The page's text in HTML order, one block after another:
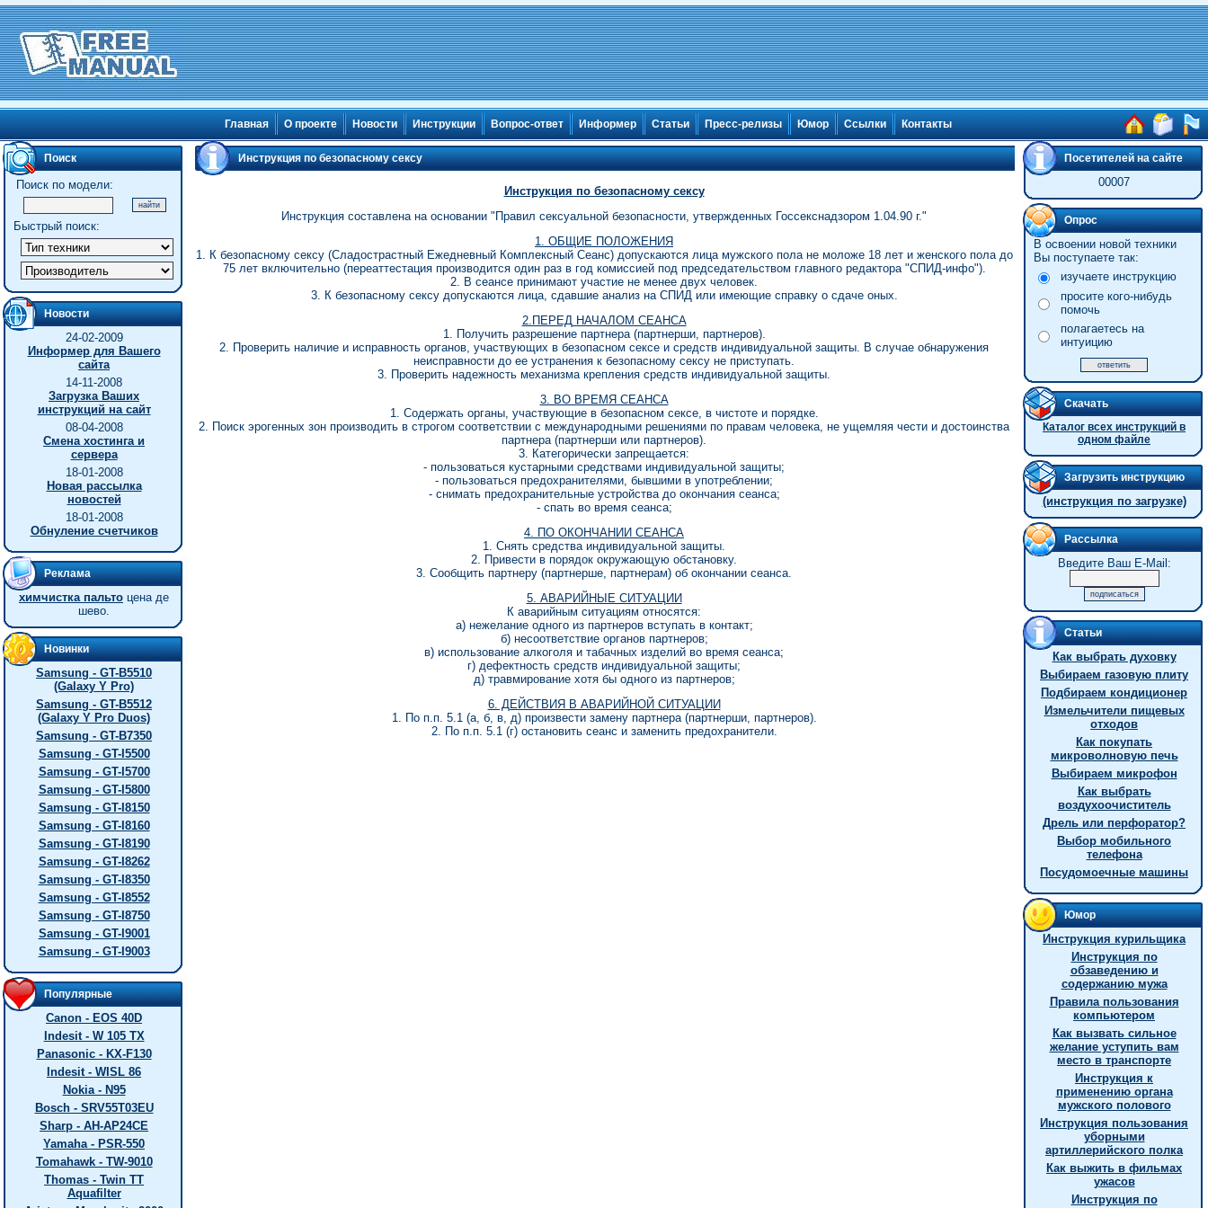
Главная О проекте Новости Инструкции Вопрос-ответ Информер Статьи Пресс-релизы Юмор Ссылки Контакты
Поиск
Поиск по модели:
Быстрый поиск:
Новости
24-02-2009
Информер для Вашего
сайта
14-11-2008
Загрузка Ваших
инструкций на сайт
08-04-2008
Смена хостинга и
сервера
18-01-2008
Новая рассылка
новостей
18-01-2008
Обнуление счетчиков
Реклама
химчистка пальто цена де
шево.
Новинки
Samsung - GT-B5510
(Galaxy Y Pro)
Samsung - GT-B5512
(Galaxy Y Pro Duos)
Samsung - GT-B7350
Samsung - GT-I5500
Samsung - GT-I5700
Samsung - GT-I5800
Samsung - GT-I8150
Samsung - GT-I8160
Samsung - GT-I8190
Samsung - GT-I8262
Samsung - GT-I8350
Samsung - GT-I8552
Samsung - GT-I8750
Samsung - GT-I9001
Samsung - GT-I9003
Популярные
Canon - EOS 40D
Indesit - W 105 TX
Panasonic - KX-F130
Indesit - WISL 86
Nokia - N95
Bosch - SRV55T03EU
Sharp - AH-AP24CE
Yamaha - PSR-550
Tomahawk - TW-9010
Thomas - Twin TT
Aquafilter
Инструкция по безопасному сексу
Инструкция по безопасному сексу
Инструкция составлена на основании "Правил сексуальной безопасности, утвержденных Госсекснадзором 1.04.90 г."
1. ОБЩИЕ ПОЛОЖЕНИЯ
1. К безопасному сексу (Сладострастный Ежедневный Комплексный Сеанс) допускаются лица мужского пола не моложе 18 лет и женского пола до
75 лет включительно (переаттестация производится один раз в год комиссией под председательством главного редактора "СПИД-инфо").
2. В сеансе принимают участие не менее двух человек.
3. К безопасному сексу допускаются лица, сдавшие анализ на СПИД или имеющие справку о сдаче оных.
2.ПЕРЕД НАЧАЛОМ СЕАНСА
1. Получить разрешение партнера (партнерши, партнеров).
2. Проверить наличие и исправность органов, участвующих в безопасном сексе и средств индивидуальной защиты. В случае обнаружения
неисправности до ее устранения к безопасному сексу не приступать.
3. Проверить надежность механизма крепления средств индивидуальной защиты.
3. ВО ВРЕМЯ СЕАНСА
1. Содержать органы, участвующие в безопасном сексе, в чистоте и порядке.
2. Поиск эрогенных зон производить в строгом соответствии с международными решениями по правам человека, не ущемляя чести и достоинства
партнера (партнерши или партнеров).
3. Категорически запрещается:
- пользоваться кустарными средствами индивидуальной защиты;
- пользоваться предохранителями, бывшими в употреблении;
- снимать предохранительные устройства до окончания сеанса;
- спать во время сеанса;
4. ПО ОКОНЧАНИИ СЕАНСА
1. Снять средства индивидуальной защиты.
2. Привести в порядок окружающую обстановку.
3. Сообщить партнеру (партнерше, партнерам) об окончании сеанса.
5. АВАРИЙНЫЕ СИТУАЦИИ
К аварийным ситуациям относятся:
а) нежелание одного из партнеров вступать в контакт;
б) несоответствие органов партнеров;
в) использование алкоголя и табачных изделий во время сеанса;
г) дефектность средств индивидуальной защиты;
д) травмирование хотя бы одного из партнеров;
6. ДЕЙСТВИЯ В АВАРИЙНОЙ СИТУАЦИИ
1. По п.п. 5.1 (а, б, в, д) произвести замену партнера (партнерши, партнеров).
2. По п.п. 5.1 (г) остановить сеанс и заменить предохранители.
Посетителей на сайте
00007
Опрос
В освоении новой техники
Вы поступаете так:
изучаете инструкцию
просите кого-нибудь
помочь
полагаетесь на
интуицию
Скачать
Каталог всех инструкций в
одном файле
Загрузить инструкцию
(инструкция по загрузке)
Рассылка
Введите Ваш E-Mail:
Статьи
Как выбрать духовку
Выбираем газовую плиту
Подбираем кондиционер
Измельчители пищевых
отходов
Как покупать
микроволновую печь
Выбираем микрофон
Как выбрать
воздухоочиститель
Дрель или перфоратор?
Выбор мобильного
телефона
Посудомоечные машины
Юмор
Инструкция курильщика
Инструкция по
обзаведению и
содержанию мужа
Правила пользования
компьютером
Как вызвать сильное
желание уступить вам
место в транспорте
Инструкция к
применению органа
мужского полового
Инструкция пользования
уборными
артиллерийского полка
Как выжить в фильмах
ужасов
Инструкция по